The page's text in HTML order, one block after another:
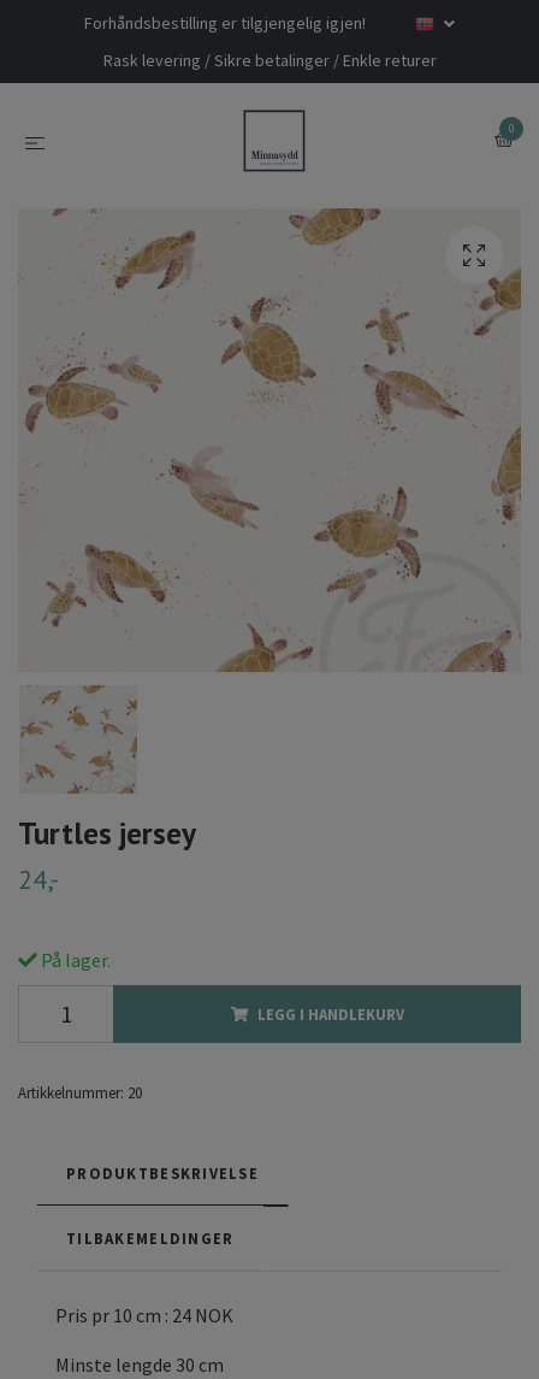
Forhåndsbestilling er tilgjengelig igjen!
Rask levering / Sikre betalinger / Enkle returer
0
Turtles jersey
24,-
På lager.
LEGG I HANDLEKURV
Artikkelnummer: 20
PRODUKTBESKRIVELSE
TILBAKEMELDINGER
Pris pr 10 cm : 24 NOK
Minste lengde 30 cm